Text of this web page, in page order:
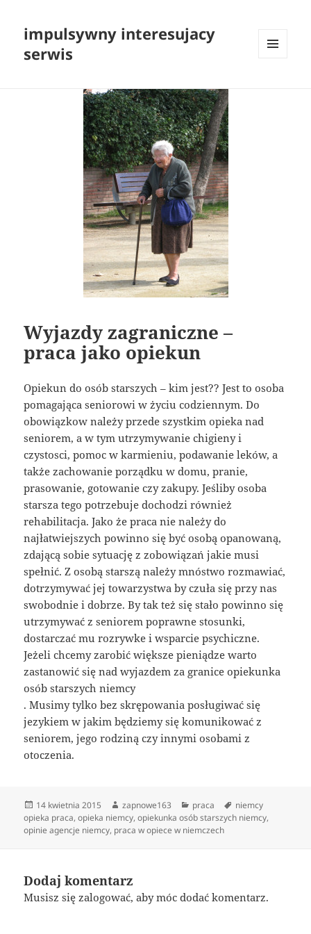
impulsywny interesujacy
serwis
Wyjazdy zagraniczne –
praca jako opiekun
Opiekun do osób starszych – kim jest?? Jest to osoba
pomagająca seniorowi w życiu codziennym. Do
obowiązkow należy przede szystkim opieka nad
seniorem, a w tym utrzymywanie chigieny i
czystosci, pomoc w karmieniu, podawanie leków, a
także zachowanie porządku w domu, pranie,
prasowanie, gotowanie czy zakupy. Jeśliby osoba
starsza tego potrzebuje dochodzi również
rehabilitacja. Jako że praca nie należy do
najłatwiejszych powinno się być osobą opanowaną,
zdającą sobie sytuację z zobowiązań jakie musi
spełnić. Z osobą starszą należy mnóstwo rozmawiać,
dotrzymywać jej towarzystwa by czuła się przy nas
swobodnie i dobrze. By tak też się stało powinno się
utrzymywać z seniorem poprawne stosunki,
dostarczać mu rozrywke i wsparcie psychiczne.
Jeżeli chcemy zarobić większe pieniądze warto
zastanowić się nad wyjazdem za granice opiekunka
osób starszych niemcy
. Musimy tylko bez skrępowania posługiwać się
jezykiem w jakim będziemy się komunikować z
seniorem, jego rodziną czy innymi osobami z
otoczenia.
Data
publikacji
14 kwietnia 2015 Autor
zapnowe163 Kategorie
praca Tagi
niemcy
opieka praca,opieka niemcy,opiekunka osób starszych niemcy,
opinie agencje niemcy, praca w opiece w niemczech
Dodaj komentarz
Musisz sięzalogować, aby móc dodać komentarz.